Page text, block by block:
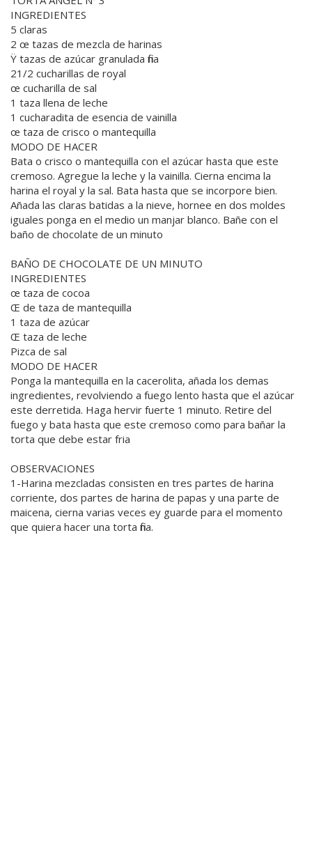
INGREDIENTES
5 claras
2 œ tazas de mezcla de harinas
Ÿ tazas de azúcar granulada fina
21/2 cucharillas de royal
œ cucharilla de sal
1 taza llena de leche
1 cucharadita de esencia de vainilla
œ taza de crisco o mantequilla
MODO DE HACER
Bata o crisco o mantequilla con el azúcar hasta que este
cremoso. Agregue la leche y la vainilla. Cierna encima la
harina el royal y la sal. Bata hasta que se incorpore bien.
Añada las claras batidas a la nieve, hornee en dos moldes
iguales ponga en el medio un manjar blanco. Bañe con el
baño de chocolate de un minuto
BAÑO DE CHOCOLATE DE UN MINUTO
INGREDIENTES
œ taza de cocoa
Œ de taza de mantequilla
1 taza de azúcar
Œ taza de leche
Pizca de sal
MODO DE HACER
Ponga la mantequilla en la cacerolita, añada los demas
ingredientes, revolviendo a fuego lento hasta que el azúcar
este derretida. Haga hervir fuerte 1 minuto. Retire del
fuego y bata hasta que este cremoso como para bañar la
torta que debe estar fria
OBSERVACIONES
1-Harina mezcladas consisten en tres partes de harina
corriente, dos partes de harina de papas y una parte de
maicena, cierna varias veces ey guarde para el momento
que quiera hacer una torta fina.